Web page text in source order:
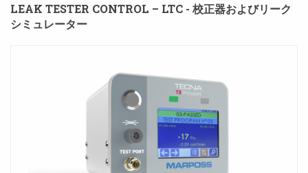
LEAK TESTER CONTROL – LTC - 校正器およびリーク
シミュレーター